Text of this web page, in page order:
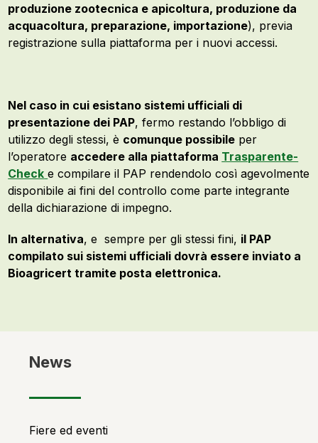
produzione zootecnica e apicoltura, produzione da
acquacoltura, preparazione, importazione), previa
registrazione sulla piattaforma per i nuovi accessi.
Nel caso in cui esistano sistemi ufficiali di
presentazione dei PAP, fermo restando l’obbligo di
utilizzo degli stessi, è comunque possibile per
l’operatore accedere alla piattaforma Trasparente-
Check e compilare il PAP rendendolo così agevolmente
disponibile ai fini del controllo come parte integrante
della dichiarazione di impegno.
In alternativa, e sempre per gli stessi fini, il PAP
compilato sui sistemi ufficiali dovrà essere inviato a
Bioagricert tramite posta elettronica.
News
Fiere ed eventi